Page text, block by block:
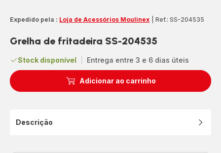
Expedido pela : Loja de Acessórios Moulinex Ref.: SS-204535
Grelha de fritadeira SS-204535
Stock disponível Entrega entre 3 e 6 dias úteis
Adicionar ao carrinho
Descrição